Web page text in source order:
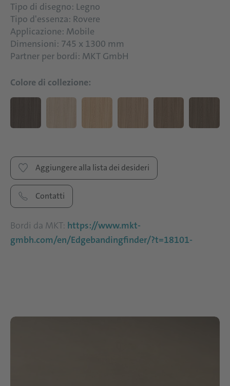
Tipo di disegno: Legno
Tipo d'essenza: Rovere
Applicazione: Mobile
Dimensioni: 745 x 1300 mm
Partner per bordi: MKT GmbH
Colore di collezione:
Aggiungere alla lista dei desideri
Contatti
Bordi da MKT: https://www.mkt-
gmbh.com/en/Edgebandingfinder/?t=18101-